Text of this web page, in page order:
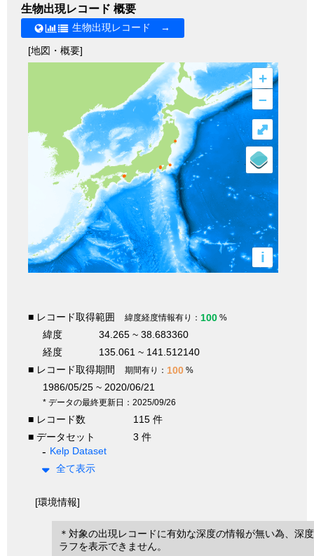
生物出現レコード 概要
生物出現レコード →
[地図・概要]
+
–
i
⤢
■ レコード取得範囲 緯度経度情報有り： 100 %
緯度
34.265 ~ 38.683360
経度
135.061 ~ 141.512140
■ レコード取得期間
期間有り： 100 %
1986/05/25 ~ 2020/06/21
* データの最終更新日：2025/09/26
■ レコード数
115 件
■ データセット
3 件
Kelp Dataset
全て表示
[環境情報]
＊対象の出現レコードに有効な深度の情報が無い為、深
ラフを表示できません。